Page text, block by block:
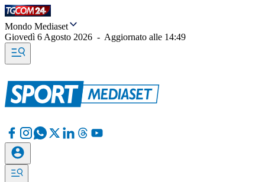
Mondo Mediaset
Giovedì 6 Agosto 2026 - Aggiornato alle 14:49